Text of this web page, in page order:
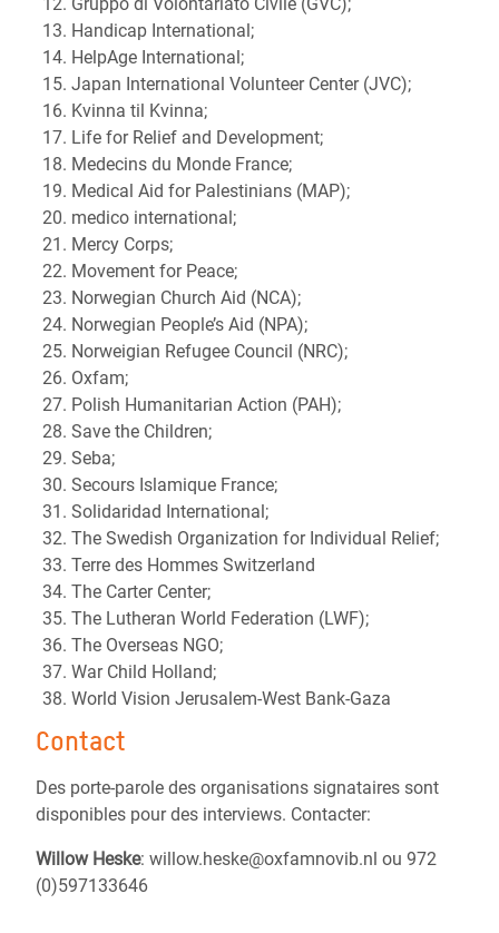
Handicap International;
HelpAge International;
Japan International Volunteer Center (JVC);
Kvinna til Kvinna;
Life for Relief and Development;
Medecins du Monde France;
Medical Aid for Palestinians (MAP);
medico international;
Mercy Corps;
Movement for Peace;
Norwegian Church Aid (NCA);
Norwegian People’s Aid (NPA);
Norweigian Refugee Council (NRC);
Oxfam;
Polish Humanitarian Action (PAH);
Save the Children;
Seba;
Secours Islamique France;
Solidaridad International;
The Swedish Organization for Individual Relief;
Terre des Hommes Switzerland
The Carter Center;
The Lutheran World Federation (LWF);
The Overseas NGO;
War Child Holland;
World Vision Jerusalem-West Bank-Gaza
Contact
Des porte-parole des organisations signataires sont
disponibles pour des interviews. Contacter:
Willow Heske: willow.heske@oxfamnovib.nl ou 972
(0)597133646